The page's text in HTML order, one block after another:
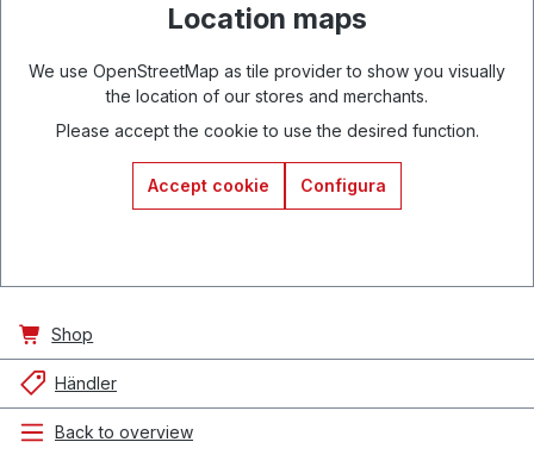
Location maps
We use OpenStreetMap as tile provider to show you visually
the location of our stores and merchants.
Please accept the cookie to use the desired function.
Accept cookie Configura
Shop
Händler
Back to overview